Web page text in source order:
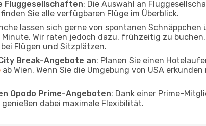
Fluggesellschaften: Die Auswahl an
Sie alle verfügbaren Flüge im Überblick.
lassen sich gerne von spontanen
Wir raten jedoch dazu, frühzeitig zu
Flügen und Sitzplätzen.
Break-Angebote an: Planen Sie einen
ab Wien. Wenn Sie die Umgebung von USA
Opodo Prime-Angeboten: Dank einer Prime-
dabei maximale Flexibilität.